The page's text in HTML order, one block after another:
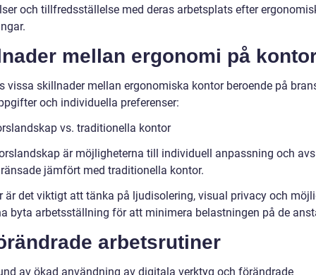
och tillfredsställelse med deras arbetsplats efter
mellan ergonomi på
vissa skillnader mellan ergonomiska kontor beroende på
och individuella preferenser:
vs. traditionella kontor
är möjligheterna till individuell anpassning och
jämfört med traditionella kontor.
är det viktigt att tänka på ljudisolering, visual privacy och
byta arbetsställning för att minimera belastningen på de
arbetsrutiner
av ökad användning av digitala verktyg och förändrade